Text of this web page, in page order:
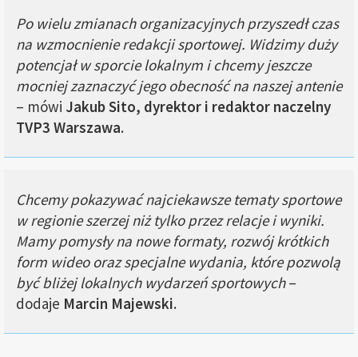
Po wielu zmianach organizacyjnych przyszedł czas
na wzmocnienie redakcji sportowej. Widzimy duży
potencjał w sporcie lokalnym i chcemy jeszcze
mocniej zaznaczyć jego obecność na naszej antenie
– mówi Jakub Sito, dyrektor i redaktor naczelny
TVP3 Warszawa.
Chcemy pokazywać najciekawsze tematy sportowe
w regionie szerzej niż tylko przez relacje i wyniki.
Mamy pomysły na nowe formaty, rozwój krótkich
form wideo oraz specjalne wydania, które pozwolą
być bliżej lokalnych wydarzeń sportowych–
dodaje Marcin Majewski.